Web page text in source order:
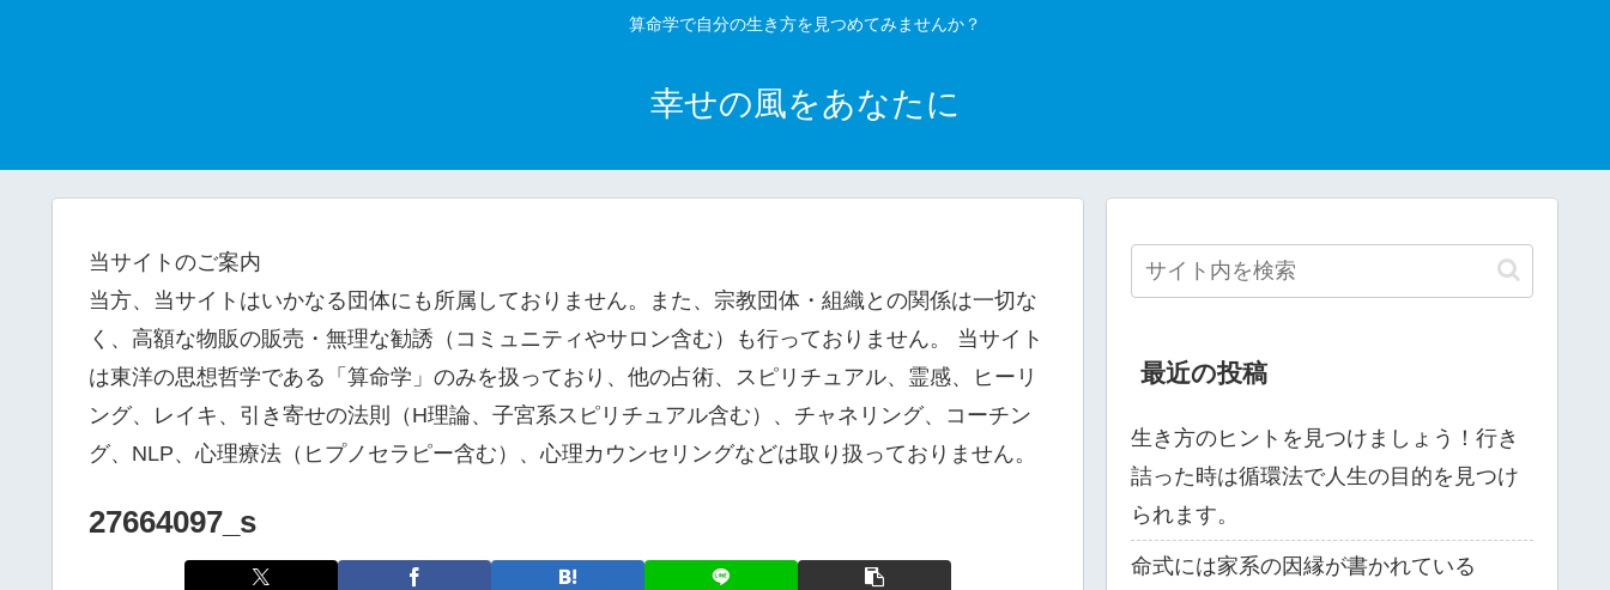
算命学で自分の生き方を見つめてみませんか？
幸せの風をあなたに
当サイトのご案内
当方、当サイトはいかなる団体にも所属しておりません。また、宗教団体・組織との関係は一切な
く、高額な物販の販売・無理な勧誘（コミュニティやサロン含む）も行っておりません。 当サイト
は東洋の思想哲学である「算命学」のみを扱っており、他の占術、スピリチュアル、霊感、ヒーリ
ング、レイキ、引き寄せの法則（H理論、子宮系スピリチュアル含む）、チャネリング、コーチン
グ、NLP、心理療法（ヒプノセラピー含む）、心理カウンセリングなどは取り扱っておりません。
27664097_s
最近の投稿
生き方のヒントを見つけましょう！行き
詰った時は循環法で人生の目的を見つけ
られます。
命式には家系の因縁が書かれている